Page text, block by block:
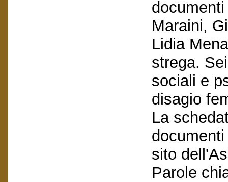
Maraini,
Lidia
strega.
sociali e
disagio
La
sito
Parole